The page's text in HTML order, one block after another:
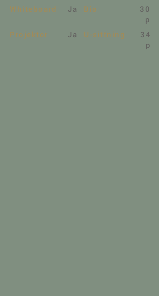
30
p
U-sittning
34
p
Projektor Ja
Whiteboard
Ja Bio